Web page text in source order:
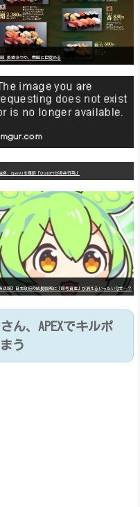
報】美樹さやか、愛国に目覚める
命、OpenAIを提訴「ChatGPTが非弁行為」
市悲報】日本政府の成長戦略に「暗号資産」が消えるいったいなぜ…？
ん、APEXでキルポ
う